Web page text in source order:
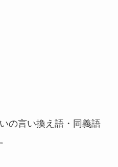
の言い換え語・同義語